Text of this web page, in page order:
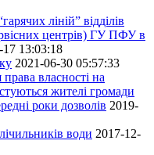
ліній” відділів
центрів) ГУ ПФУ в
17 13:03:18
2021-06-30 05:57:33
власності на
жителі громади
роки дозволів 2019-
води 2017-12-